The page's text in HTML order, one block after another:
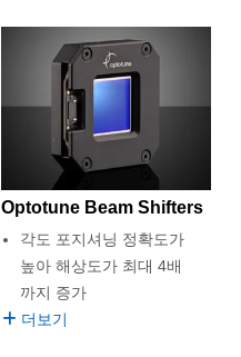
Optotune Beam Shifters
각도 포지셔닝 정확도가
높아 해상도가 최대 4배
까지 증가
더보기